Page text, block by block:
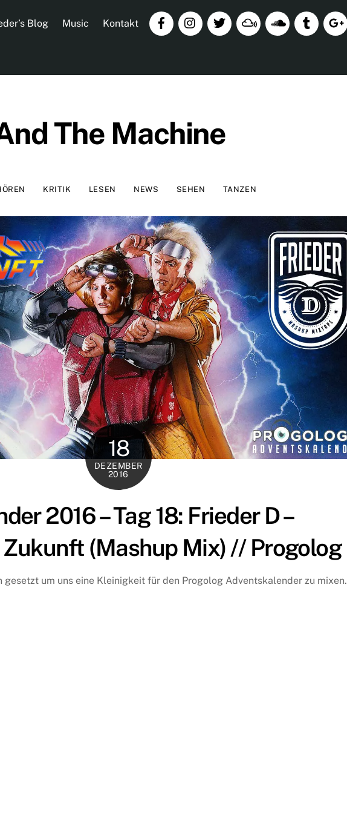
Blog Music Kontakt
The Machine
KRITIK LESEN NEWS SEHEN TANZEN
18
DEZEMBER
2016
2016 – Tag 18: Frieder D –
(Mashup Mix) // Progolog
gesetzt um uns eine Kleinigkeit für den Progolog Adventskalender zu mixen.